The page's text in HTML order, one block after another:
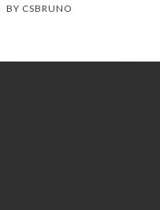
BY CSBRUNO